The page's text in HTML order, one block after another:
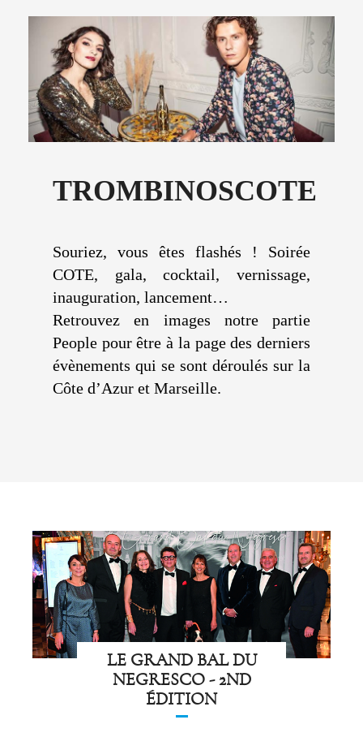
TROMBINOSCOTE
Souriez, vous êtes flashés ! Soirée
COTE, gala, cocktail, vernissage,
inauguration, lancement…
Retrouvez en images notre partie
People pour être à la page des derniers
évènements qui se sont déroulés sur la
Côte d’Azur et Marseille.
LE GRAND BAL DU
NEGRESCO - 2ND
ÉDITION